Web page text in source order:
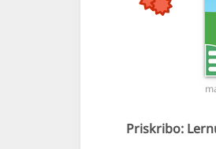
Priskribo: